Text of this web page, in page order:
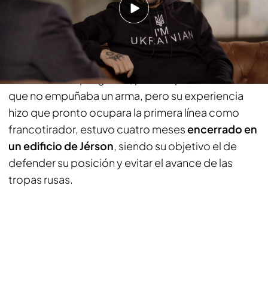
cuenta una impactante experiencia que vivió en
la guerra y sobrecoge a Risto Mejide: “Se te
queda en la retina”
El invitado del programa, pese a que hacía años
que no empuñaba un arma, pero su experiencia
hizo que pronto ocupara la primera línea como
francotirador, estuvo cuatro mesesencerrado en
un edificio de Jérson, siendo su objetivo el de
defender su posición y evitar el avance de las
tropas rusas.